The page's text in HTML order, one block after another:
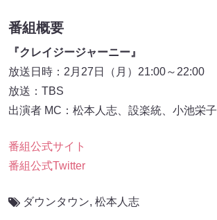
番組概要
『クレイジージャーニー』
放送日時：2月27日（月）21:00～22:00
放送：TBS
出演者 MC：松本人志、設楽統、小池栄子
番組公式サイト
番組公式Twitter
ダウンタウン, 松本人志